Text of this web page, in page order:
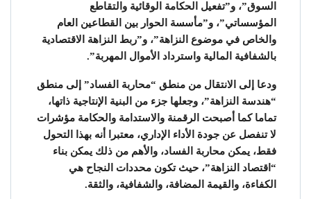
السوق”، و”تفعيل الحكامة الوقائية والتقاطع
المؤسساتي”، و”مأسسة الحوار بين القطاعين العام
والخاص في موضوع النزاهة”، و”ربط النزاهة الاقتصادية
بالشفافية المالية واسترداد الأموال المهربة”.
ودعا إلى الانتقال من منطق “محاربة الفساد” إلى منطق
“هندسة النزاهة”، وجعلها جزء من البنية الإنتاجية ذاتها،
تماما كما أصبحت الرقمنة والاستدامة والحكامة مؤشرات
لا تنفصل عن جودة الأداء الإداري، معتبرا أنه بهذا التحول
فقط، يمكن محاربة الفساد، والأهم من ذلك يمكن بناء
“اقتصاد النزاهة”، حيث تكون محددات النجاح هي
الكفاءة، والقيمة المضافة، والشفافية، والثقة.